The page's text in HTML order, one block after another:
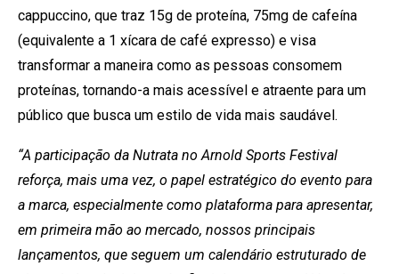
cappuccino, que traz 15g de proteína, 75mg de cafeína
(equivalente a 1 xícara de café expresso) e visa
transformar a maneira como as pessoas consomem
proteínas, tornando-a mais acessível e atraente para um
público que busca um estilo de vida mais saudável.
“A participação da Nutrata no Arnold Sports Festival
reforça, mais uma vez, o papel estratégico do evento para
a marca, especialmente como plataforma para apresentar,
em primeira mão ao mercado, nossos principais
lançamentos, que seguem um calendário estruturado de